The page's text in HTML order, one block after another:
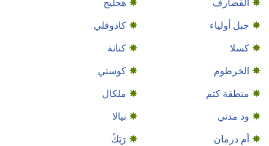
جبل أولياء
كادوقلي
كسلا
كنانة
الخرطوم
كوستي
منطقة كتم
ملكال
ود مدني
نيالا
أم درمان
رَبَكْ